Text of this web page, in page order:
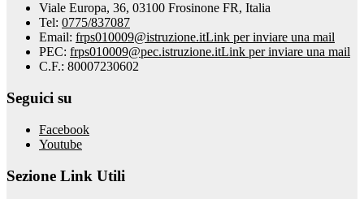
Viale Europa, 36, 03100 Frosinone FR, Italia
Tel: 0775/837087
Email: frps010009@istruzione.itLink per inviare una mail
PEC: frps010009@pec.istruzione.itLink per inviare una mail
C.F.: 80007230602
Seguici su
Facebook
Youtube
Sezione Link Utili